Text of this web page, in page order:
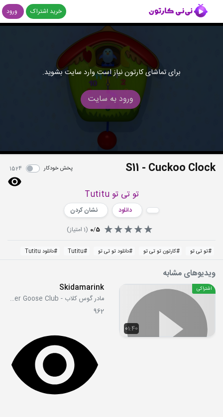
خرید اشتراک ورود
برای تماشای کارتون نیاز است وارد سایت بشوید.
ورود به سایت
S11 - Cuckoo Clock پخش خودکار 1524
تو تی تو Tutitu
دانلود
نشان کردن
0/5
(
1 امتیاز)
#تو تی تو #کارتون تو تی تو #دانلود تو تی تو #
Tutitu
#دانلود Tutitu
ویدیوهای مشابه
01:40
اشتراکی Skidamarink
مادر گوس کلاب - Mother Goose Club
962